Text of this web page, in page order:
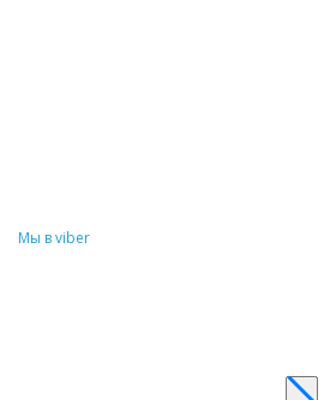
Мы в viber